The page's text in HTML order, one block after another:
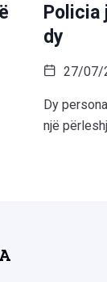
Policia
dy
27/07/
Dy
një